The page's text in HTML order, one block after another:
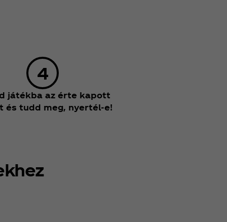
játékba az érte kapott
és tudd meg, nyertél-e!